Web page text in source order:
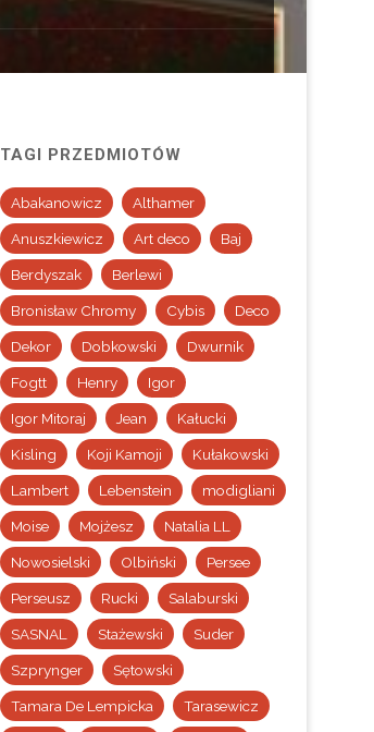
TAGI PRZEDMIOTÓW
Abakanowicz Althamer
Anuszkiewicz Art deco Baj
Berdyszak Berlewi
Bronisław Chromy Cybis Deco
Dekor Dobkowski Dwurnik
Fogtt Henry Igor
Igor Mitoraj Jean Kałucki
Kisling Koji Kamoji Kułakowski
Lambert Lebenstein modigliani
Moise Mojżesz Natalia LL
Nowosielski Olbiński Persee
Perseusz Rucki Salaburski
SASNAL Stażewski Suder
Szprynger Sętowski
Tamara De Lempicka Tarasewicz